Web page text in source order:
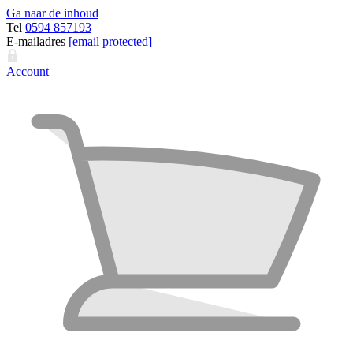
Ga naar de inhoud
Tel 0594 857193
E-mailadres [email protected]
Account